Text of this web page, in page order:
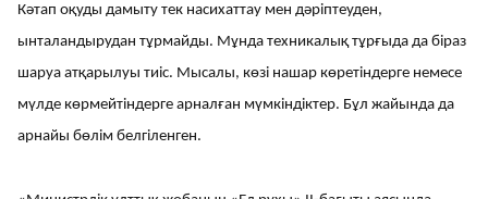
Кәтап оқуды дамыту тек насихаттау мен дәріптеуден,
ынталандырудан тұрмайды. Мұнда техникалық тұрғыда да біраз
шаруа атқарылуы тиіс. Мысалы, көзі нашар көретіндерге немесе
мүлде көрмейтіндерге арналған мүмкіндіктер. Бұл жайында да
арнайы бөлім белгіленген.